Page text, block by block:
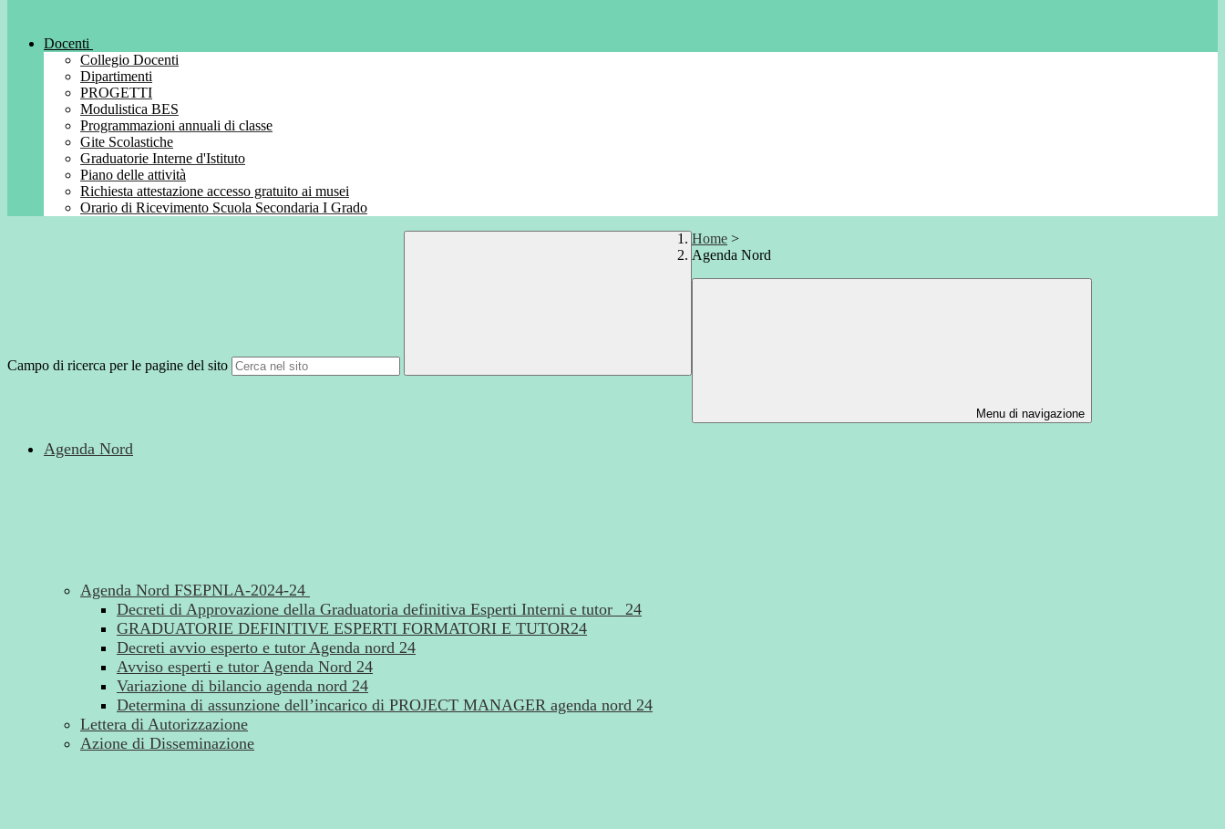
Docenti
Collegio Docenti
Dipartimenti
PROGETTI
Modulistica BES
Programmazioni annuali di classe
Gite Scolastiche
Graduatorie Interne d'Istituto
Piano delle attività
Richiesta attestazione accesso gratuito ai musei
Orario di Ricevimento Scuola Secondaria I Grado
Campo di ricerca per le pagine del sito
Home >
Agenda Nord
Menu di navigazione
Agenda Nord
Agenda Nord FSEPNLA-2024-24
Decreti di Approvazione della Graduatoria definitiva Esperti Interni e tutor _24
GRADUATORIE DEFINITIVE ESPERTI FORMATORI E TUTOR24
Decreti avvio esperto e tutor Agenda nord 24
Avviso esperti e tutor Agenda Nord 24
Variazione di bilancio agenda nord 24
Determina di assunzione dell’incarico di PROJECT MANAGER agenda nord 24
Lettera di Autorizzazione
Azione di Disseminazione